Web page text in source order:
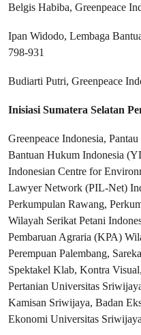
Belgis Habiba, Greenpeace
Ipan Widodo, Lembaga
798-931
Budiarti Putri, Greenpeace
Inisiasi Sumatera Selatan
Greenpeace Indonesia,
Bantuan Hukum Indonesia
Indonesian Centre for
Lawyer Network (PIL-Net)
Perkumpulan Rawang,
Wilayah Serikat Petani
Pembaruan Agraria (KPA)
Perempuan Palembang,
Spektakel Klab, Kontra
Pertanian Universitas
Kamisan Sriwijaya, Badan
Ekonomi Universitas